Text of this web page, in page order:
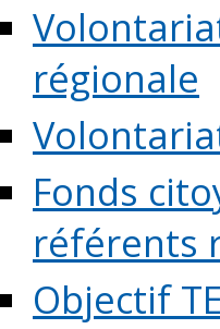
régionale
Fonds
référents
Objectif